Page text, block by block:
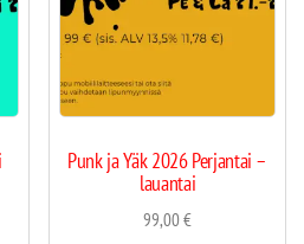
Punk ja Yäk 2026 Perjantai –
lauantai
99,00€